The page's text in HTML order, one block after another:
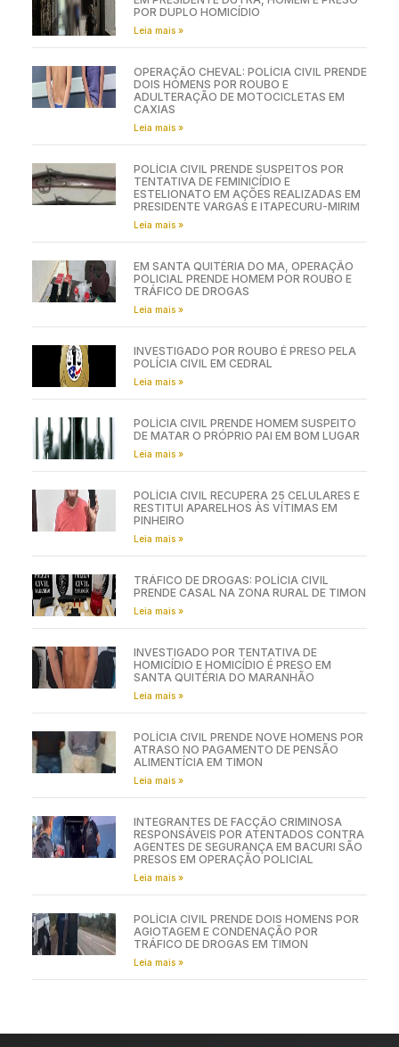
POR DUPLO HOMICÍDIO
Leia mais »
OPERAÇÃO CHEVAL: POLÍCIA CIVIL PRENDE
DOIS HOMENS POR ROUBO E
ADULTERAÇÃO DE MOTOCICLETAS EM
CAXIAS
Leia mais »
POLÍCIA CIVIL PRENDE SUSPEITOS POR
TENTATIVA DE FEMINICÍDIO E
ESTELIONATO EM AÇÕES REALIZADAS EM
PRESIDENTE VARGAS E ITAPECURU-MIRIM
Leia mais »
EM SANTA QUITÉRIA DO MA, OPERAÇÃO
POLICIAL PRENDE HOMEM POR ROUBO E
TRÁFICO DE DROGAS
Leia mais »
INVESTIGADO POR ROUBO É PRESO PELA
POLÍCIA CIVIL EM CEDRAL
Leia mais »
POLÍCIA CIVIL PRENDE HOMEM SUSPEITO
DE MATAR O PRÓPRIO PAI EM BOM LUGAR
Leia mais »
POLÍCIA CIVIL RECUPERA 25 CELULARES E
RESTITUI APARELHOS ÀS VÍTIMAS EM
PINHEIRO
Leia mais »
TRÁFICO DE DROGAS: POLÍCIA CIVIL
PRENDE CASAL NA ZONA RURAL DE TIMON
Leia mais »
INVESTIGADO POR TENTATIVA DE
HOMICÍDIO E HOMICÍDIO É PRESO EM
SANTA QUITÉRIA DO MARANHÃO
Leia mais »
POLÍCIA CIVIL PRENDE NOVE HOMENS POR
ATRASO NO PAGAMENTO DE PENSÃO
ALIMENTÍCIA EM TIMON
Leia mais »
INTEGRANTES DE FACÇÃO CRIMINOSA
RESPONSÁVEIS POR ATENTADOS CONTRA
AGENTES DE SEGURANÇA EM BACURI SÃO
PRESOS EM OPERAÇÃO POLICIAL
Leia mais »
POLÍCIA CIVIL PRENDE DOIS HOMENS POR
AGIOTAGEM E CONDENAÇÃO POR
TRÁFICO DE DROGAS EM TIMON
Leia mais »